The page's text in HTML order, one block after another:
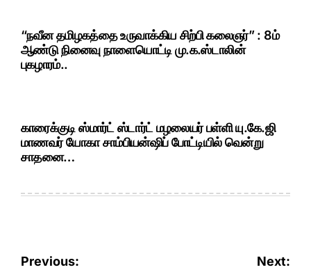
“நவீன தமிழகத்தை உருவாக்கிய சிற்பி கலைஞர்” : 8ம்
ஆண்டு நினைவு நாளையொட்டி மு.க.ஸ்டாலின்
புகழாரம்..
காரைக்குடி ஸ்மார்ட் ஸ்டார்ட் மழலையர் பள்ளி யு.கே.ஜி
மாணவர் யோகா சாம்பியன்ஷிப் போட்டியில் வென்று
சாதனை…
Post
Previous: Next: